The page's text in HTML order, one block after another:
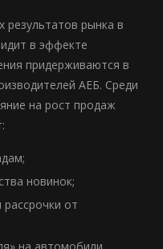
результатов рынка в
в эффекте
придерживаются в
АЕБ. Среди
на рост продаж
новинок;
от